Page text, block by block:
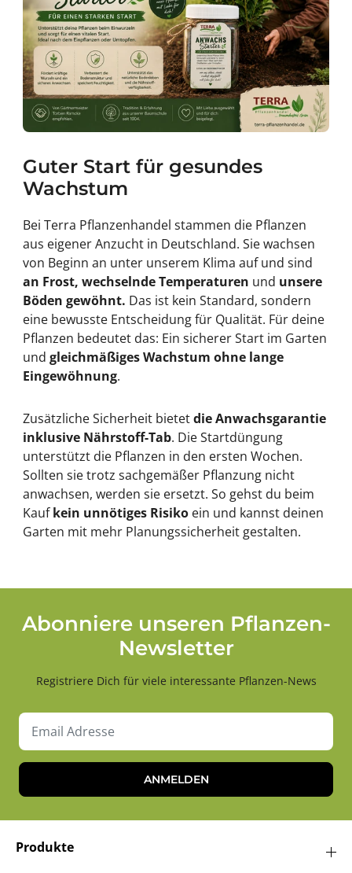
Guter Start für gesundes
Wachstum
Bei Terra Pflanzenhandel stammen die Pflanzen
aus eigener Anzucht in Deutschland. Sie wachsen
von Beginn an unter unserem Klima auf und sind
an Frost, wechselnde Temperaturen und unsere
Böden gewöhnt. Das ist kein Standard, sondern
eine bewusste Entscheidung für Qualität. Für deine
Pflanzen bedeutet das: Ein sicherer Start im Garten
und gleichmäßiges Wachstum ohne lange
Eingewöhnung.
Zusätzliche Sicherheit bietetdie Anwachsgarantie
inklusive Nährstoff-Tab. Die Startdüngung
unterstützt die Pflanzen in den ersten Wochen.
Sollten sie trotz sachgemäßer Pflanzung nicht
anwachsen, werden sie ersetzt. So gehst du beim
Kaufkein unnötiges Risiko ein und kannst deinen
Garten mit mehr Planungssicherheit gestalten.
Abonniere unseren Pflanzen-
Newsletter
Registriere Dich für viele interessante Pflanzen-News
ANMELDEN
Produkte